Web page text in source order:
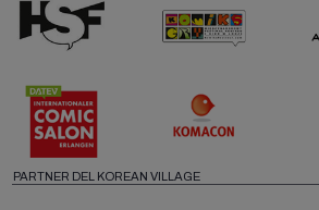
PARTNER DEL KOREAN VILLAGE